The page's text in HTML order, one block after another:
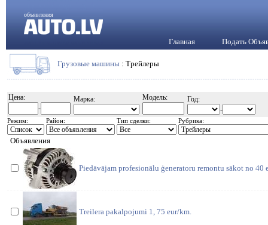
объявления
Главная Подать
Грузовые машины : Трейлеры
Цена:
-
Марка: Модель:
Год:
-
Режим: Район: Тип сделки: Рубрика:
Объявления
Piedāvājam profesionālu ģeneratoru remontu sākot no 40
Treilera pakalpojumi 1, 75 eur/km.